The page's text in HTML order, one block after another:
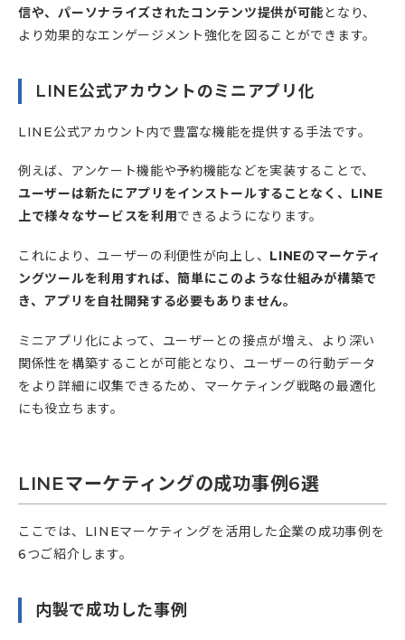
信や、パーソナライズされたコンテンツ提供が可能となり、
より効果的なエンゲージメント強化を図ることができます。
LINE公式アカウントのミニアプリ化
LINE公式アカウント内で豊富な機能を提供する手法です。
例えば、アンケート機能や予約機能などを実装することで、
ユーザーは新たにアプリをインストールすることなく、LINE
上で様々なサービスを利用できるようになります。
これにより、ユーザーの利便性が向上し、 LINEのマーケティ
ングツールを利用すれば、簡単にこのような仕組みが構築で
き、アプリを自社開発する必要もありません。
ミニアプリ化によって、ユーザーとの接点が増え、より深い
関係性を構築することが可能となり、ユーザーの行動データ
をより詳細に収集できるため、マーケティング戦略の最適化
にも役立ちます。
LINEマーケティングの成功事例6選
ここでは、LINEマーケティングを活用した企業の成功事例を
6つご紹介します。
内製で成功した事例